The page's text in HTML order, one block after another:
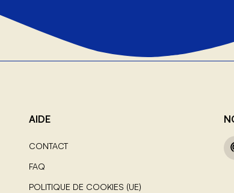
AIDE
CONTACT
FAQ
POLITIQUE DE COOKIES (UE)